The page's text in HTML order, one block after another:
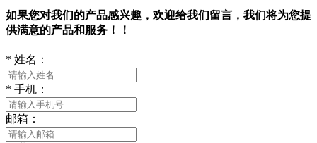
如果您对我们的产品感兴趣，欢迎给我们留言，我们将为您提
供满意的产品和服务！！
* 姓名：
* 手机：
邮箱：